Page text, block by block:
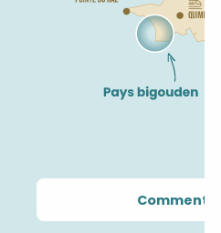
Comment